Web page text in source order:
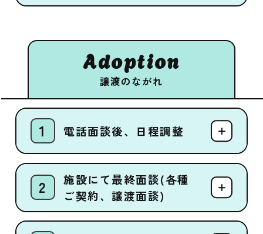
Adoption
譲渡のながれ
電話面談後、日程調整
施設にて最終面談(各種
ご契約、譲渡面談)